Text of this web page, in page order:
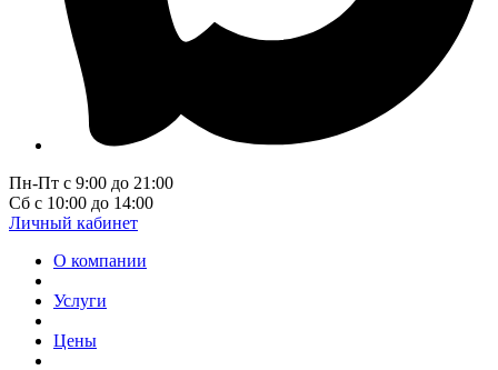
Пн-Пт с 9:00 до 21:00
Сб с 10:00 до 14:00
Личный кабинет
О компании
Услуги
Цены